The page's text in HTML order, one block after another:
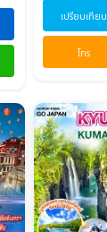
เปรียบเทียบ
โทร